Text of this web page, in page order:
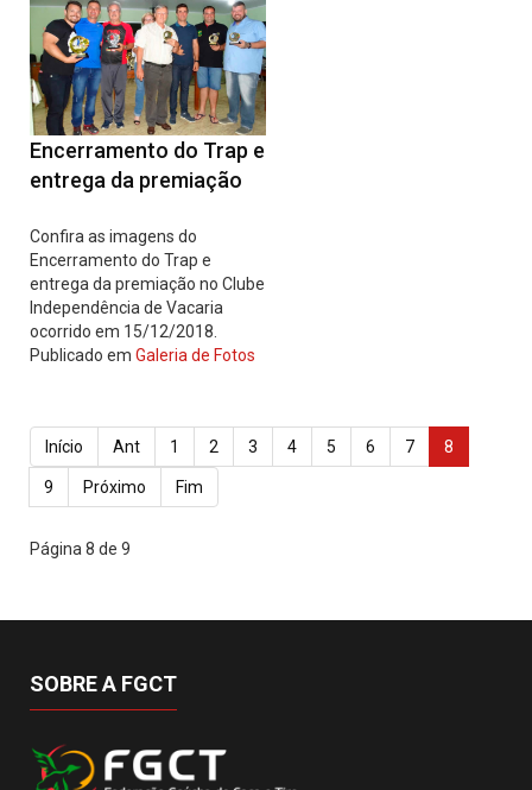
Encerramento do Trap e
entrega da premiação
Confira as imagens do
Encerramento do Trap e
entrega da premiação no Clube
Independência de Vacaria
ocorrido em 15/12/2018.
Publicado em Galeria de Fotos
Início Ant 1 2 3 4 5 6 7 8
9 Próximo Fim
Página 8 de 9
SOBRE A FGCT